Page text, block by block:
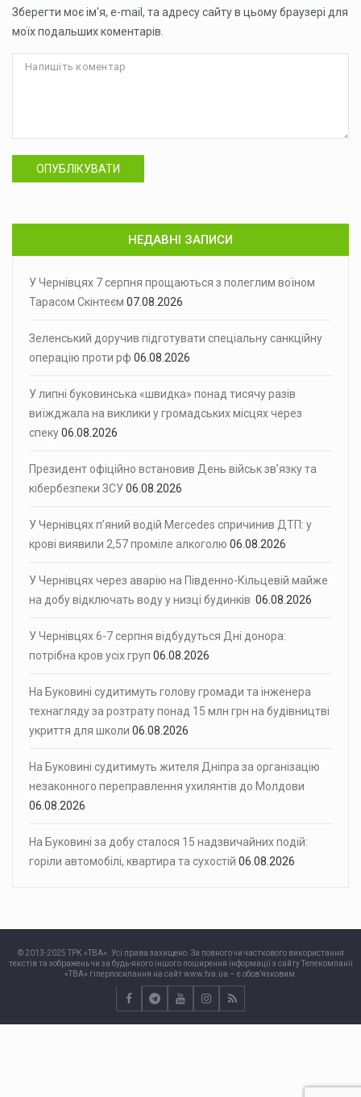
Зберегти моє ім'я, e-mail, та адресу сайту в цьому браузері для
моїх подальших коментарів.
ОПУБЛІКУВАТИ
НЕДАВНІ ЗАПИСИ
У Чернівцях 7 серпня прощаються з полеглим воїном
Тарасом Скінтеєм 07.08.2026
Зеленський доручив підготувати спеціальну санкційну
операцію проти рф 06.08.2026
У липні буковинська «швидка» понад тисячу разів
виїжджала на виклики у громадських місцях через
спеку06.08.2026
Президент офіційно встановив День військ зв’язку та
кібербезпеки ЗСУ06.08.2026
У Чернівцях п’яний водій Mercedes спричинив ДТП: у
крові виявили 2,57 проміле алкоголю 06.08.2026
У Чернівцях через аварію на Південно-Кільцевій майже
на добу відключать воду у низці будинків 06.08.2026
У Чернівцях 6-7 серпня відбудуться Дні донора:
потрібна кров усіх груп 06.08.2026
На Буковині судитимуть голову громади та інженера
технагляду за розтрату понад 15 млн грн на будівництві
укриття для школи 06.08.2026
На Буковині судитимуть жителя Дніпра за організацію
незаконного переправлення ухилянтів до Молдови
06.08.2026
На Буковині за добу сталося 15 надзвичайних подій:
горіли автомобілі, квартира та сухостій 06.08.2026
© 2013-2025 ТРК «ТВА». Усі права захищено. За повного чи часткового використання
текстів та зображень чи за будь-якого іншого поширення інформації з сайту Телекомпанії
«ТВА» гіперпосилання на сайт www.tva.ua – є обов’язковим.